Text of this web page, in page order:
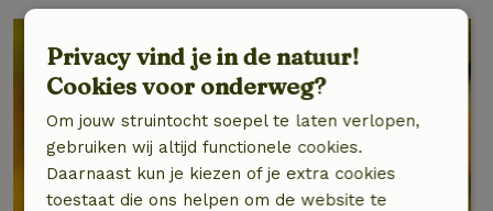
Privacy vind je in de natuur!
Cookies voor onderweg?
Om jouw struintocht soepel te laten verlopen,
gebruiken wij altijd functionele cookies.
Daarnaast kun je kiezen of je extra cookies
toestaat die ons helpen om de website te